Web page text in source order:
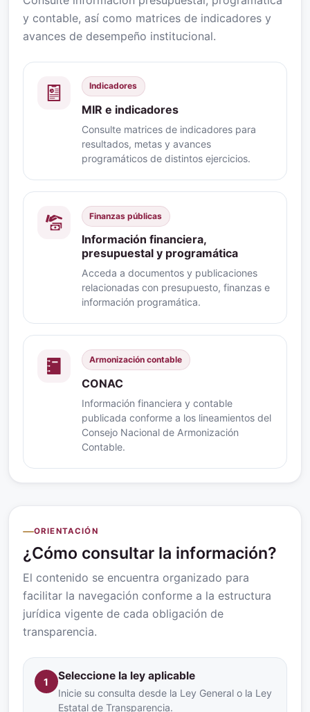
y contable, así como matrices de indicadores y
avances de desempeño institucional.
Indicadores
MIR e indicadores
Consulte matrices de indicadores para
resultados, metas y avances
programáticos de distintos ejercicios.
Finanzas públicas
Información financiera,
presupuestal y programática
Acceda a documentos y publicaciones
relacionadas con presupuesto, finanzas e
información programática.
Armonización contable
CONAC
Información financiera y contable
publicada conforme a los lineamientos del
Consejo Nacional de Armonización
Contable.
ORIENTACIÓN
¿Cómo consultar la información?
El contenido se encuentra organizado para
facilitar la navegación conforme a la estructura
jurídica vigente de cada obligación de
transparencia.
1 Seleccione la ley aplicable
Inicie su consulta desde la Ley General o la Ley
Estatal de Transparencia.